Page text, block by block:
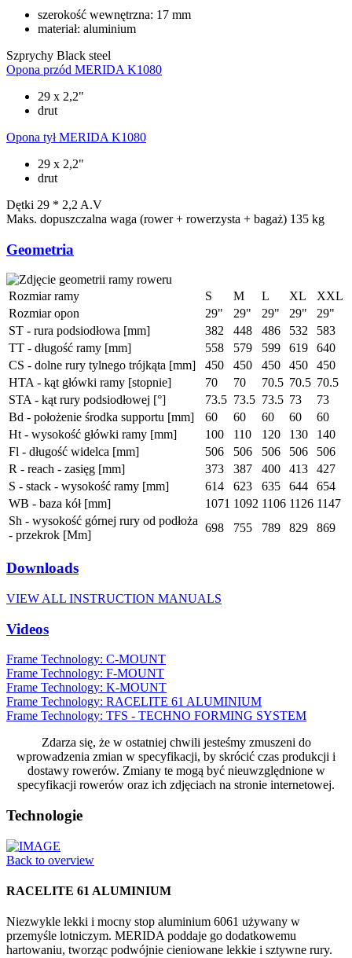
szerokość wewnętrzna: 17 mm
materiał: aluminium
Szprychy Black steel
Opona przód MERIDA K1080
29 x 2,2"
drut
Opona tył MERIDA K1080
29 x 2,2"
drut
Dętki 29 * 2,2 A.V
Maks. dopuszczalna waga (rower + rowerzysta + bagaż) 135 kg
Geometria
Rozmiar ramy S M L XL
XXL
Rozmiar opon
29" 29" 29" 29"
29"
ST - rura podsiodłowa [mm]
382 448 486 532
583
TT - długość ramy [mm]
558 579 599 619
640
CS - dolne rury tylnego trójkąta [mm]
450 450 450 450
450
HTA - kąt główki ramy [stopnie]
70 70 70.5 70.5 70.5
STA - kąt rury podsiodłowej [°]
73.5 73.5 73.5 73
73
Bd - położenie środka supportu [mm]
60 60 60 60
60
Ht - wysokość główki ramy [mm]
100 110 120 130
140
Fl - długość widelca [mm]
506 506 506 506
506
R - reach - zasięg [mm]
373 387 400 413
427
S - stack - wysokość ramy [mm]
614 623 635 644
654
WB - baza kół [mm]
1071 1092 1106 1126 1147
Sh - wysokość górnej rury od podłoża
- przekrok [Mm]
698 755 789 829 869
Downloads
VIEW ALL INSTRUCTION MANUALS
Videos
Frame Technology: C-MOUNT
Frame Technology: F-MOUNT
Frame Technology: K-MOUNT
Frame Technology: RACELITE 61 ALUMINIUM
Frame Technology: TFS - TECHNO FORMING SYSTEM
Zdarza się, że w ostatniej chwili jesteśmy zmuszeni do
wprowadzenia zmian w specyfikacji, by skrócić czas produkcji i
dostawy rowerów. Zmiany te mogą być nieuwzględnione w
specyfikacji rowerów oraz ich zdjęciach na stronie internetowej.
Technologie
Back to overview
RACELITE 61 ALUMINIUM
Niezwykle lekki i mocny stop aluminium 6061 używany w
przemyśle lotniczym. MERIDA poddaje go dodatkowemu
hartowaniu, tworząc podwójnie cieniowane lekkie i sztywne rury.